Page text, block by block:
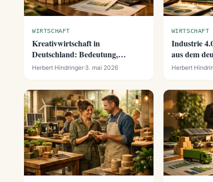
WIRTSCHAFT
Kreativwirtschaft in
Deutschland: Bedeutung,
Wachstum und Ausblick
Herbert Hindringer·3. mai 2026
WIRTSCHAFT
Industrie
aus dem
Herbert